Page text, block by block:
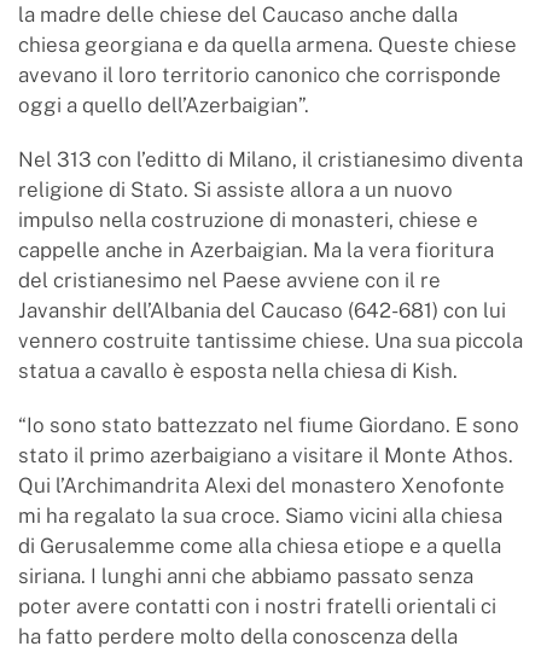
la madre delle chiese del Caucaso anche dalla
chiesa georgiana e da quella armena. Queste chiese
avevano il loro territorio canonico che corrisponde
oggi a quello dell’Azerbaigian”.
Nel 313 con l’editto di Milano, il cristianesimo diventa
religione di Stato. Si assiste allora a un nuovo
impulso nella costruzione di monasteri, chiese e
cappelle anche in Azerbaigian. Ma la vera fioritura
del cristianesimo nel Paese avviene con il re
Javanshir dell’Albania del Caucaso (642-681) con lui
vennero costruite tantissime chiese. Una sua piccola
statua a cavallo è esposta nella chiesa di Kish.
“Io sono stato battezzato nel fiume Giordano. E sono
stato il primo azerbaigiano a visitare il Monte Athos.
Qui l’Archimandrita Alexi del monastero Xenofonte
mi ha regalato la sua croce. Siamo vicini alla chiesa
di Gerusalemme come alla chiesa etiope e a quella
siriana. I lunghi anni che abbiamo passato senza
poter avere contatti con i nostri fratelli orientali ci
ha fatto perdere molto della conoscenza della